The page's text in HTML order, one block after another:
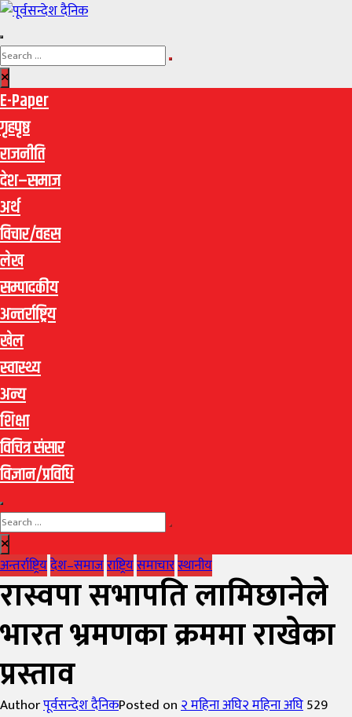
E-Paper
गृहपृष्ठ
राजनीति
देश–समाज
अर्थ
विचार/वहस
लेख
सम्पादकीय
अन्तर्राष्ट्रिय
खेल
स्वास्थ्य
अन्य
शिक्षा
विचित्र संसार
विज्ञान/प्रविधि
अन्तर्राष्ट्रियदेश–समाजराष्ट्रियसमाचारस्थानीय
रास्वपा सभापति लामिछानेले
भारत भ्रमणका क्रममा राखेका
प्रस्ताव
Authorपूर्वसन्देश दैनिकPosted on२ महिना अघि२ महिना अघि529